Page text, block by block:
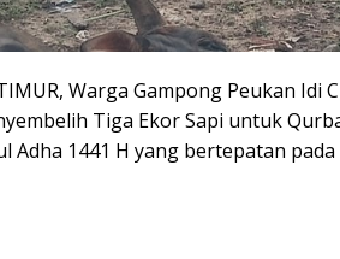
Warga Gampong Peukan Idi
Tiga Ekor Sapi untuk
Adha 1441 H yang bertepatan